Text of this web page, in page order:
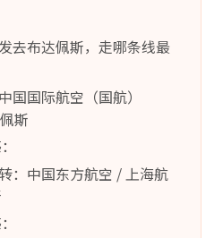
去布达佩斯，走哪条线最
国国际航空（国航）
斯
：中国东方航空 / 上海航